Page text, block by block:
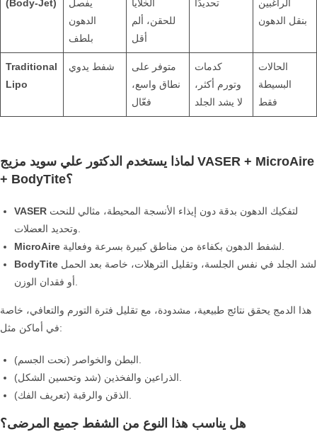
(Body-Jet)
يفصل
الدهون
بلطف
الخلايا
للحقن، ألم
أقل
تحديدًا
الراغبين
بنقل الدهون
Traditional
Lipo
شفط يدوي
متوفر على
نطاق واسع،
فعّال
كدمات
وتورم أكثر،
لا يشد الجلد
الحالات
البسيطة
فقط
لماذا يستخدم الدكتور علي سويد مزيج VASER + MicroAire
+ BodyTite؟
VASER
MicroAire
BodyTite
هذا الدمج يحقق نتائج طبيعية، مشدودة، مع تقليل فترة التورم والتعافي، خاصة
في أماكن مثل:
هل يناسب هذا النوع من الشفط جميع المرضى؟